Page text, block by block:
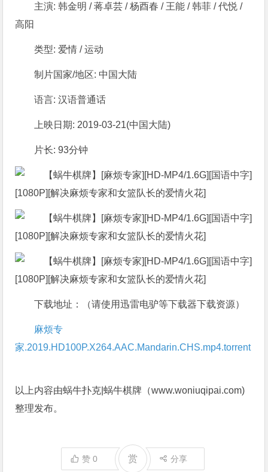
主演: 韩金明 / 蒋卓芸 / 杨酉春 / 王能 / 韩菲 / 代悦 /
高阳
类型: 爱情 / 运动
制片国家/地区: 中国大陆
语言: 汉语普通话
上映日期: 2019-03-21(中国大陆)
片长: 93分钟
下载地址：（请使用迅雷电驴等下载器下载资源）
麻烦专
家.2019.HD100P.X264.AAC.Mandarin.CHS.mp4.torrent
以上内容由蜗牛扑克|蜗牛棋牌（www.woniuqipai.com)
整理发布。
赞0 赏 分享